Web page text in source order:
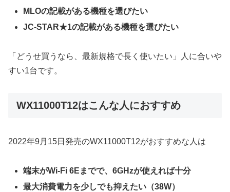
MLOの記載がある機種を選びたい
JC-STAR★1の記載がある機種を選びたい
「どうせ買うなら、最新規格で長く使いたい」人に合いや
すい1台です。
WX11000T12はこんな人におすすめ
2022年9月15日発売のWX11000T12がおすすめな人は
端末がWi-Fi 6Eまでで、6GHzが使えれば十分
最大消費電力を少しでも抑えたい（38W）